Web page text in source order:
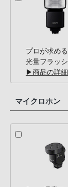
プロが求め
光量フラッ
▶商品の詳
マイクロホン